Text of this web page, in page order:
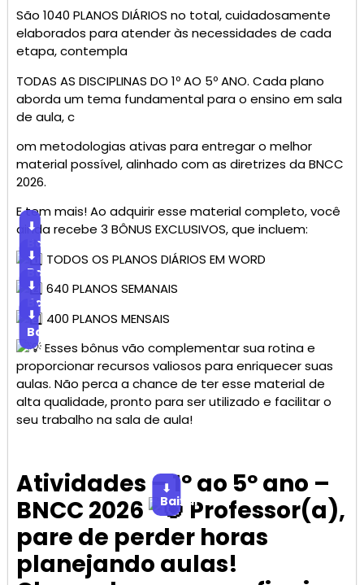
São 1040 PLANOS DIÁRIOS no total, cuidadosamente
elaborados para atender às necessidades de cada
etapa, contempla
TODAS AS DISCIPLINAS DO 1º AO 5º ANO. Cada plano
aborda um tema fundamental para o ensino em sala
de aula, c
om metodologias ativas para entregar o melhor
material possível, alinhado com as diretrizes da BNCC
2026.
E tem mais! Ao adquirir esse material completo, você
ainda recebe 3 BÔNUS EXCLUSIVOS, que incluem:
⬇
Baixar
TODOS OS PLANOS DIÁRIOS EM WORD
⬇
Baixar
640 PLANOS SEMANAIS
⬇
Baixar
400 PLANOS MENSAIS
⬇
Baixar
Esses bônus vão complementar sua rotina e
proporcionar recursos valiosos para enriquecer suas
aulas. Não perca a chance de ter esse material de
alta qualidade, pronto para ser utilizado e facilitar o
seu trabalho na sala de aula!
Atividades – 1º ao 5º ano –
BNCC 2026
⬇
BaixarProfessor(a),
pare de perder horas
planejando aulas!